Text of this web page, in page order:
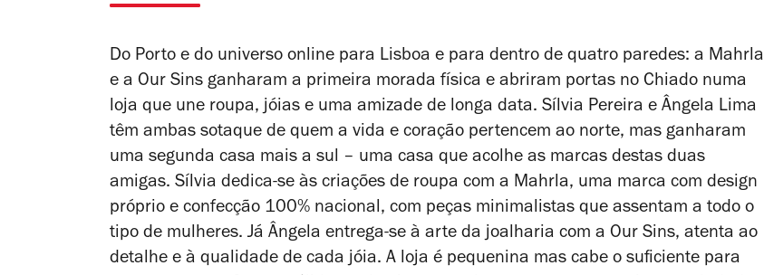
Do Porto e do universo online para Lisboa e para dentro de quatro paredes: a Mahrla
e a Our Sins ganharam a primeira morada física e abriram portas no Chiado numa
loja que une roupa, jóias e uma amizade de longa data. Sílvia Pereira e Ângela Lima
têm ambas sotaque de quem a vida e coração pertencem ao norte, mas ganharam
uma segunda casa mais a sul – uma casa que acolhe as marcas destas duas
amigas. Sílvia dedica-se às criações de roupa com a Mahrla, uma marca com design
próprio e confecção 100% nacional, com peças minimalistas que assentam a todo o
tipo de mulheres. Já Ângela entrega-se à arte da joalharia com a Our Sins, atenta ao
detalhe e à qualidade de cada jóia. A loja é pequenina mas cabe o suficiente para